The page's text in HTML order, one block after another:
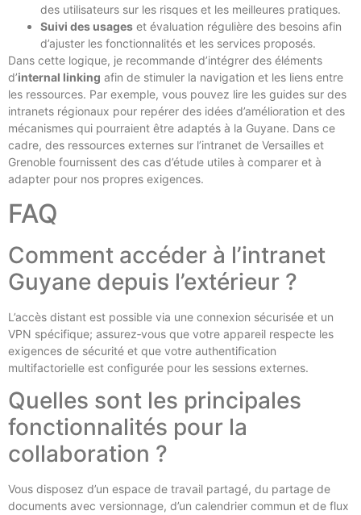
des utilisateurs sur les risques et les meilleures pratiques.
Suivi des usages et évaluation régulière des besoins afin
d’ajuster les fonctionnalités et les services proposés.
Dans cette logique, je recommande d’intégrer des éléments
d’internal linking afin de stimuler la navigation et les liens entre
les ressources. Par exemple, vous pouvez lire les guides sur des
intranets régionaux pour repérer des idées d’amélioration et des
mécanismes qui pourraient être adaptés à la Guyane. Dans ce
cadre, des ressources externes sur l’intranet de Versailles et
Grenoble fournissent des cas d’étude utiles à comparer et à
adapter pour nos propres exigences.
FAQ
Comment accéder à l’intranet
Guyane depuis l’extérieur ?
L’accès distant est possible via une connexion sécurisée et un
VPN spécifique; assurez‑vous que votre appareil respecte les
exigences de sécurité et que votre authentification
multifactorielle est configurée pour les sessions externes.
Quelles sont les principales
fonctionnalités pour la
collaboration ?
Vous disposez d’un espace de travail partagé, du partage de
documents avec versionnage, d’un calendrier commun et de flux